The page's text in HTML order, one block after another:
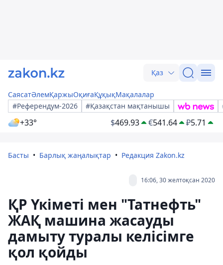
Қаз
СаясатӘлемҚаржыОқиғаҚұқықМақалалар
#Референдум-2026
#Қазақстан мақтанышы
+33° $469.93 €541.64 ₽5.71
Басты Барлық жаңалықтар Редакция Zakon.kz
16:06, 30 желтоқсан 2020
ҚР Үкіметі мен "Татнефть"
ЖАҚ машина жасауды
дамыту туралы келісімге
қол қойды